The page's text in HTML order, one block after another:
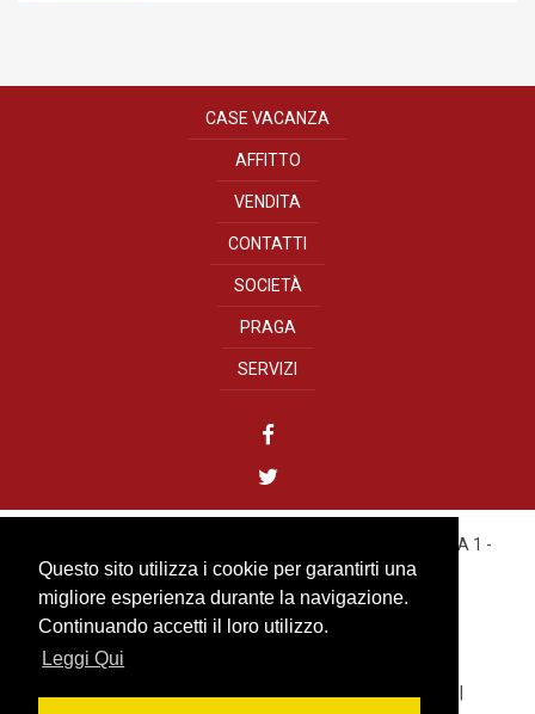
Questo sito utilizza i cookie per garantirti una
migliore esperienza durante la navigazione.
Continuando accetti il loro utilizzo.
Leggi Qui
CASE VACANZA
AFFITTO
VENDITA
CONTATTI
SOCIETÀ
PRAGA
SERVIZI
- Bílkova, 11 - 110 00 PRAHA 1 -
CZECH REPUBLIC
Tel. +420 222 310 499